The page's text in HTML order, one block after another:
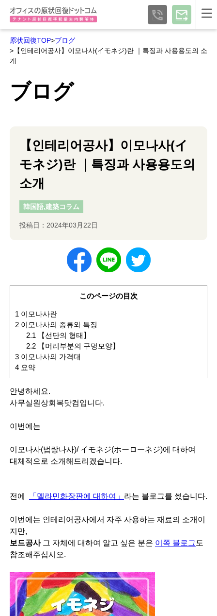
原状回復TOP>ブログ
>【인테리어공사】이모나사(イモネジ)란 ｜특징과 사용용도의 소
개
ブログ
【인테리어공사】이모나사(イ
モネジ)란 ｜특징과 사용용도의
소개
韓国語,建築コラム
投稿日：2024年03月22日
このページの目次
1 이모나사란
2 이모나사의 종류와 특징
2.1 【선단의 형태】
2.2【머리부분의 구멍모양】
3 이모나사의 가격대
4 요약
안녕하세요.
사무실원상회복닷컴입니다.
이번에는
이모나사(법랑나사)/ イモネジ(ホーローネジ)에 대하여
대체적으로 소개해드리겠습니다.
전에 「멜라민화장판에 대하여」 라는 블로그를 썼습니다.
이번에는 인테리어공사에서 자주 사용하는 재료의 소개이
지만,
보드공사그 자체에 대하여 알고 싶은 분은 이쪽 블로그 도
참조해주십시오.